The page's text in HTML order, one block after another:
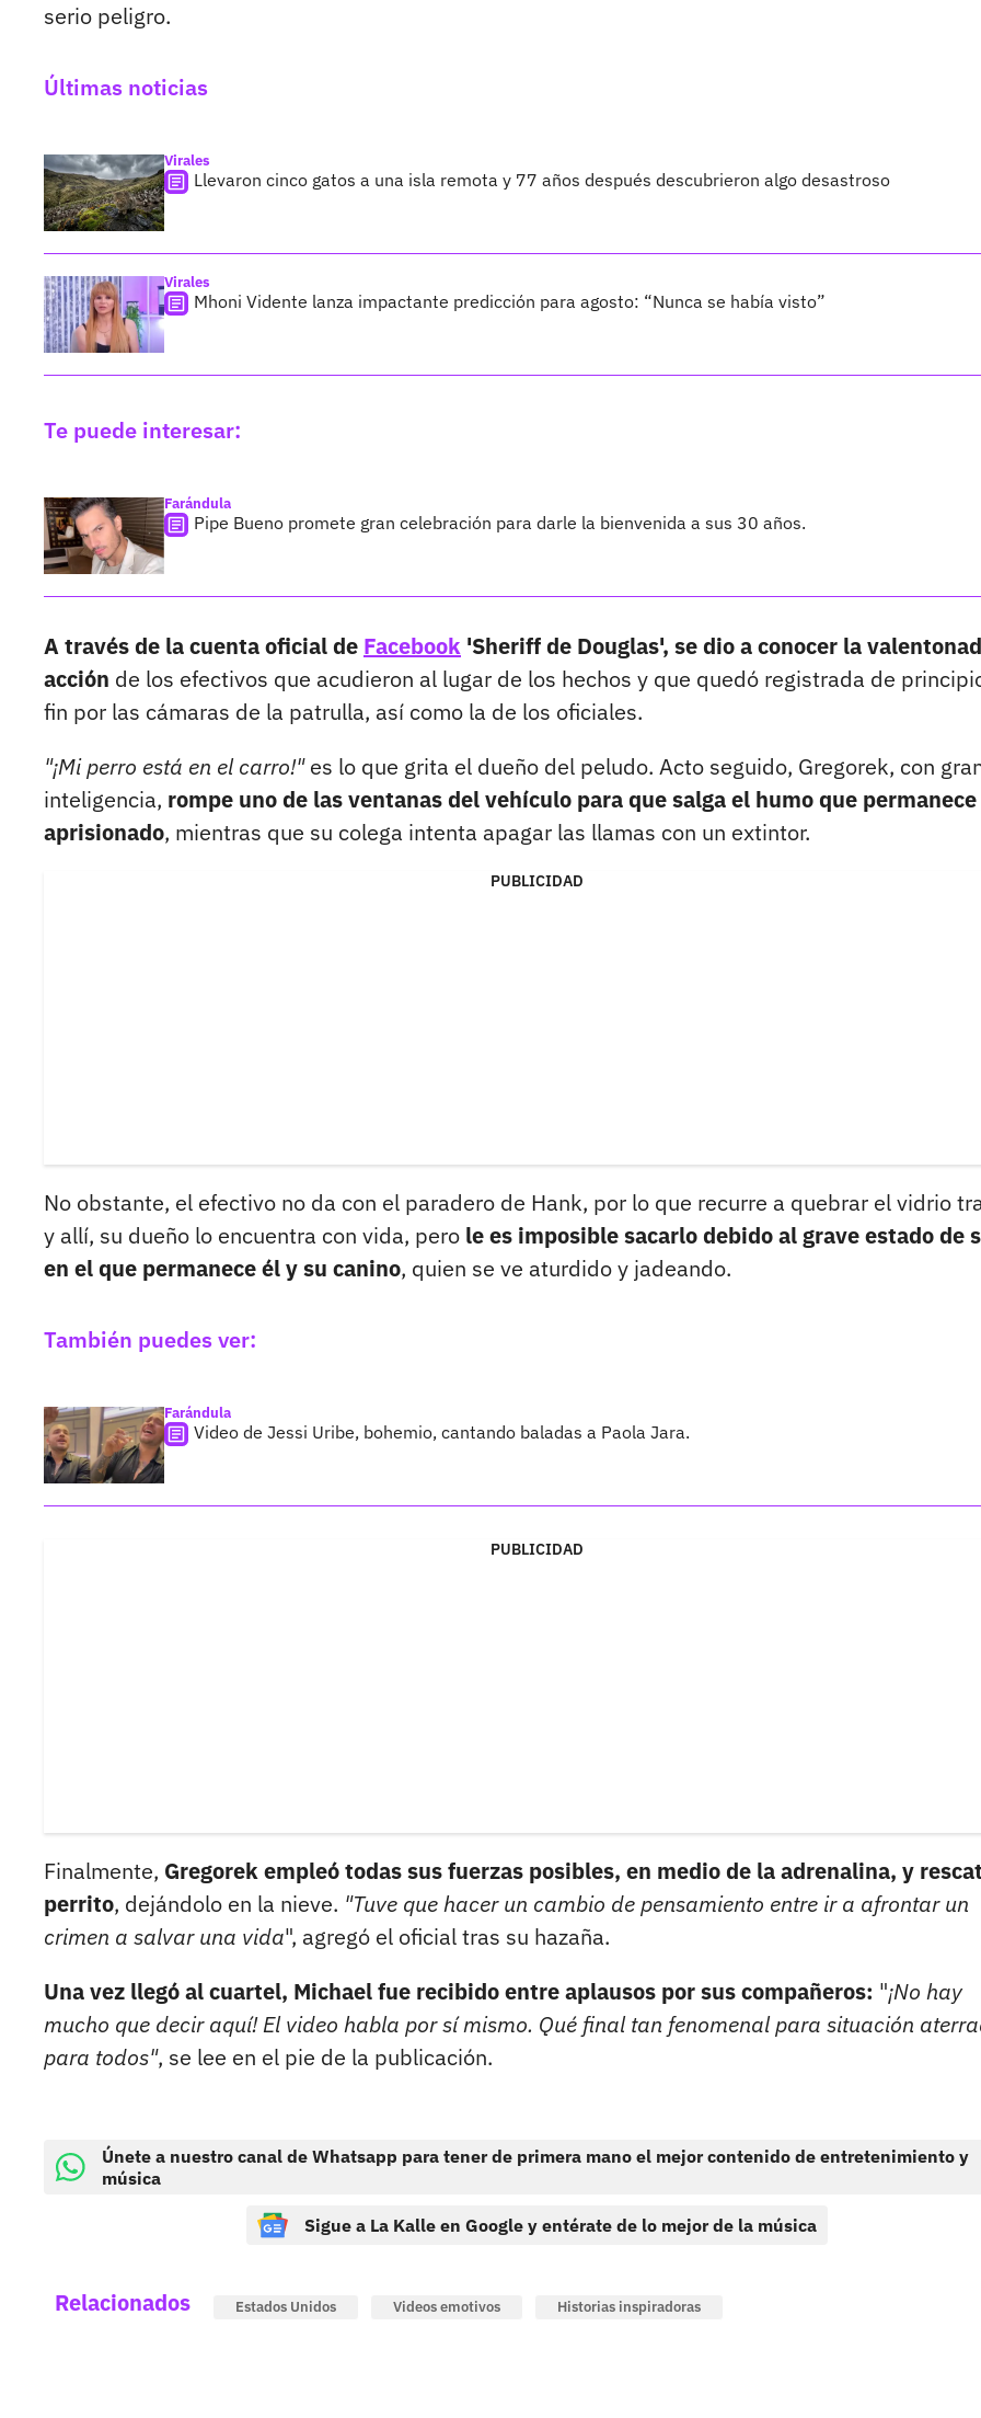
serio peligro.
Últimas noticias
Virales
Llevaron cinco gatos a una isla remota y 77 años después descubrieron algo desastroso
Virales
Mhoni Vidente lanza impactante predicción para agosto: “Nunca se había visto”
Te puede interesar:
Farándula
Pipe Bueno promete gran celebración para darle la bienvenida a sus 30 años.
A través de la cuenta oficial de Facebook 'Sheriff de Douglas', se dio a conocer la
acción de los efectivos que acudieron al lugar de los hechos y que quedó registrada de
fin por las cámaras de la patrulla, así como la de los oficiales.
"¡Mi perro está en el carro!"es lo que grita el dueño del peludo. Acto seguido, Gregorek, con
inteligencia, rompe uno de las ventanas del vehículo para que salga el humo que permanece
aprisionado, mientras que su colega intenta apagar las llamas con un extintor.
PUBLICIDAD
No obstante, el efectivo no da con el paradero de Hank, por lo que recurre a quebrar el vidrio
y allí, su dueño lo encuentra con vida, pero le es imposible sacarlo debido al grave estado de
en el que permanece él y su canino, quien se ve aturdido y jadeando.
También puedes ver:
Farándula
Video de Jessi Uribe, bohemio, cantando baladas a Paola Jara.
PUBLICIDAD
Finalmente, Gregorek empleó todas sus fuerzas posibles, en medio de la adrenalina, y
perrito, dejándolo en la nieve. "Tuve que hacer un cambio de pensamiento entre ir a afrontar un
crimen a salvar una vida", agregó el oficial tras su hazaña.
Una vez llegó al cuartel, Michael fue recibido entre aplausos por sus compañeros: "¡No hay
mucho que decir aquí! El video habla por sí mismo. Qué final tan fenomenal para situación
para todos", se lee en el pie de la publicación.
Únete a nuestro canal de Whatsapp para tener de primera mano el mejor contenido de entretenimiento y
música
Sigue a La Kalle en Google y entérate de lo mejor de la música
Relacionados Estados Unidos Videos emotivos Historias inspiradoras